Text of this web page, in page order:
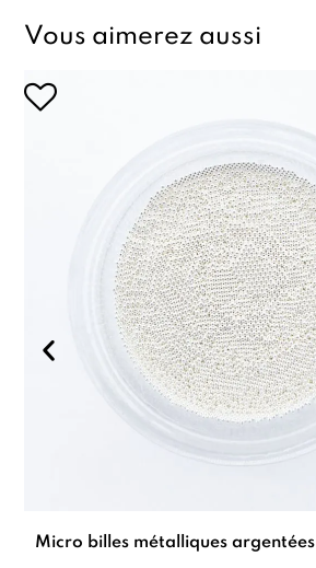
Vous aimerez aussi
Micro billes métalliques argentées